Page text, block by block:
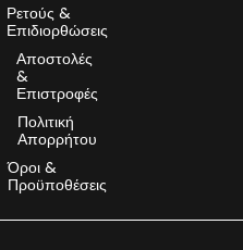
Ρετούς &
Επιδιορθώσεις
Αποστολές
&
Επιστροφές
Πολιτική
Απορρήτου
Όροι &
Προϋποθέσεις